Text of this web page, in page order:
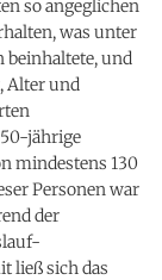
so angeglichen
was unter
beinhaltete, und
Alter und
jährige
mindestens 130
Personen war
der
ließ sich das